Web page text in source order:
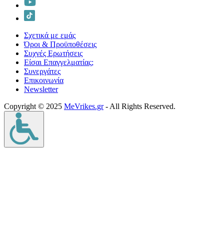
Σχετικά με εμάς
Όροι & Προϋποθέσεις
Συχνές Ερωτήσεις
Είσαι Επαγγελματίας;
Συνεργάτες
Επικοινωνία
Νewsletter
Copyright © 2025 MeVrikes.gr- All Rights Reserved.